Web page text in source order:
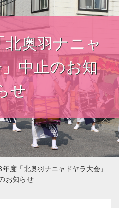
北奥羽ナニャ
中止のお知
せ
年度「北奥羽ナニャドヤラ大会」
お知らせ